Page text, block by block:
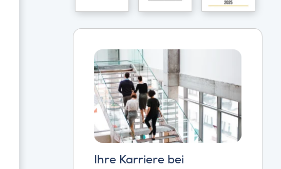
Ihre Karriere bei